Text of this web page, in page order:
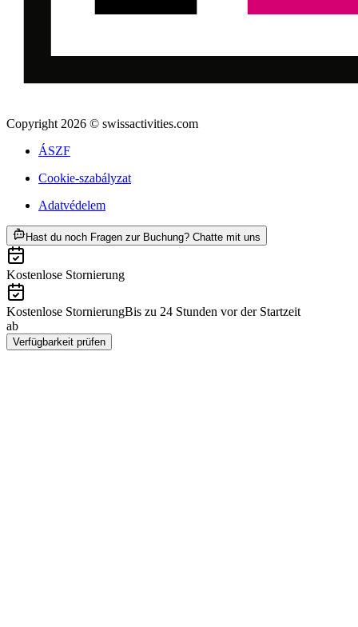
Copyright 2026 © swissactivities.com
ÁSZF
Cookie-szabályzat
Adatvédelem
Hast du noch Fragen zur Buchung? Chatte mit uns
Kostenlose Stornierung
Kostenlose StornierungBis zu 24 Stunden vor der Startzeit
ab
Verfügbarkeit prüfen